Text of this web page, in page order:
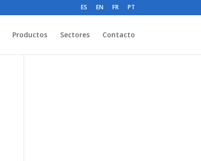
ES EN FR PT
Productos Sectores Contacto